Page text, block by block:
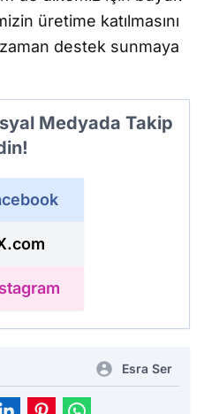
üretime katılmasını
destek sunmaya
Medyada Takip
Esra Ser